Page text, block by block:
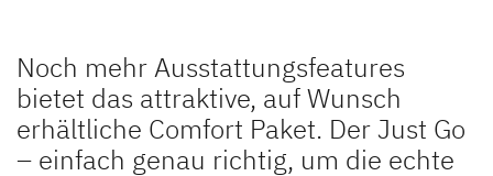
Noch mehr Ausstattungsfeatures
bietet das attraktive, auf Wunsch
erhältliche Comfort Paket. Der Just Go
– einfach genau richtig, um die echte